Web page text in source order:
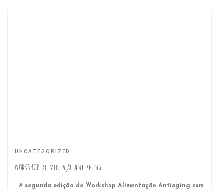
UNCATEGORIZED
WORKSHOP: Alimentação Antiaging
A segunda edição do Workshop Alimentação Antiaging com